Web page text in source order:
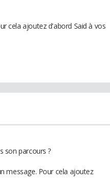
cela ajoutez d'abord Said à vos
son parcours ?
message. Pour cela ajoutez